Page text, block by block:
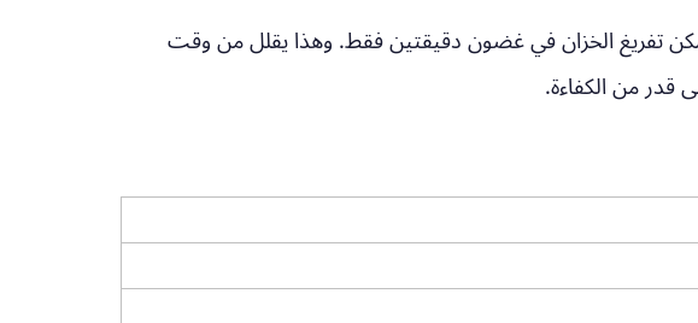
تفريغ يبلغ 4.5 بوشل في الثانية، يمكن تفريغ الخزان في غضون دقيقتين فقط. وهذا يقلل من وقت
قدر من الكفاءة.